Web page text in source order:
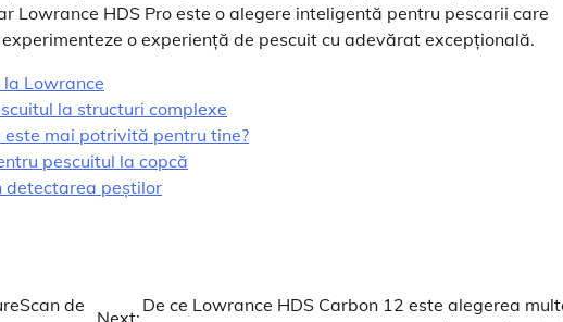
HDS Pro este o alegere inteligentă pentru pescarii care
o experiență de pescuit cu adevărat excepțională.
la Lowrance
la structuri complexe
este mai potrivită pentru tine?
pescuitul la copcă
detectarea peștilor
de
Next:
De ce Lowrance HDS Carbon 12 este alegerea